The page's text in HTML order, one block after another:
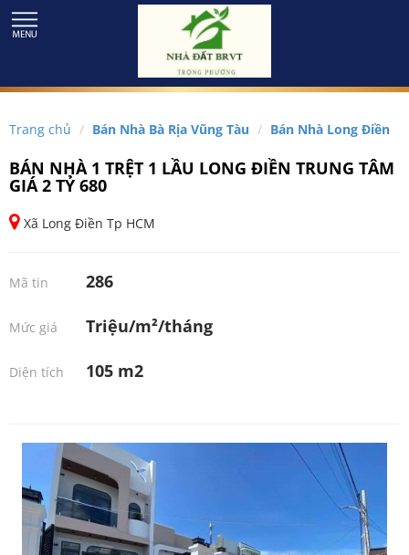
Trang chủ Bán Nhà Bà Rịa Vũng Tàu Bán Nhà Long Điền
BÁN NHÀ 1 TRỆT 1 LẦU LONG ĐIỀN TRUNG TÂM
GIÁ 2 TỶ 680
Xã Long Điền Tp HCM
Mã tin 286
Mức giá Triệu/m²/tháng
Diện tích 105 m2